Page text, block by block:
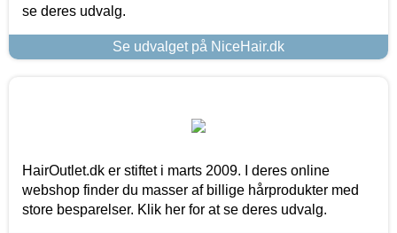
se deres udvalg.
Se udvalget på NiceHair.dk
HairOutlet.dk er stiftet i marts 2009. I deres online
webshop finder du masser af billige hårprodukter med
store besparelser. Klik her for at se deres udvalg.